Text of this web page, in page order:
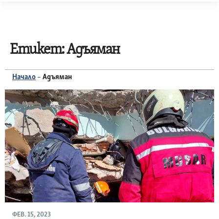
Етикет:Адъяман
Начало – Адъяман
ФЕВ. 15, 2023